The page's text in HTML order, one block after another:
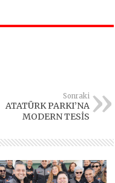
Sonraki
ATATÜRK PARKI’NA
MODERN TESİS